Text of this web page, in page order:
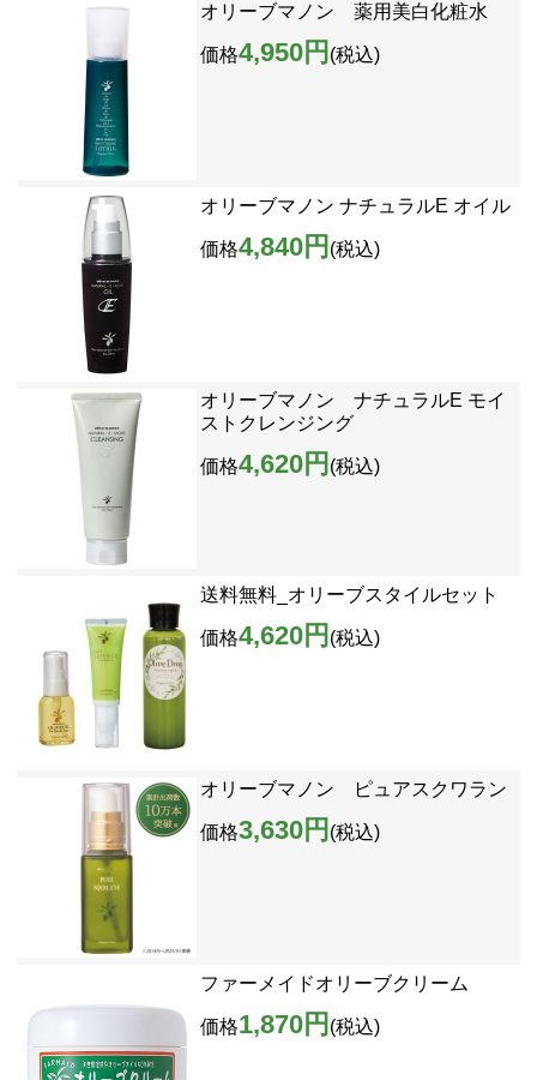
オリーブマノン 薬用美白化粧水
価格4,950円 (税込)
オリーブマノン ナチュラルE オイル
価格4,840円 (税込)
オリーブマノン ナチュラルE モイ
ストクレンジング
価格4,620円 (税込)
送料無料_オリーブスタイルセット
価格4,620円 (税込)
オリーブマノン ピュアスクワラン
価格3,630円 (税込)
ファーメイドオリーブクリーム
価格1,870円 (税込)